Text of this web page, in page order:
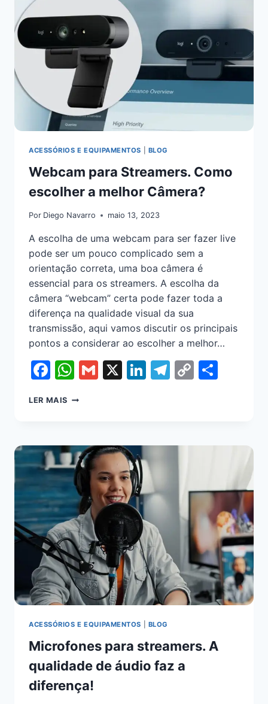
ACESSÓRIOS E EQUIPAMENTOS BLOG
Webcam para Streamers. Como
escolher a melhor Câmera?
Por Diego Navarro maio 13, 2023
A escolha de uma webcam para ser fazer live
pode ser um pouco complicado sem a
orientação correta, uma boa câmera é
essencial para os streamers. A escolha da
câmera “webcam” certa pode fazer toda a
diferença na qualidade visual da sua
transmissão, aqui vamos discutir os principais
pontos a considerar ao escolher a melhor…
Facebook
WhatsApp
Gmail
X LinkedIn
Telegram
Copy
LER MAIS
ACESSÓRIOS E EQUIPAMENTOS BLOG
Microfones para streamers. A
qualidade de áudio faz a
diferença!